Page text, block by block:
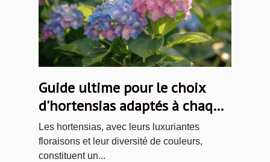
Guide ultime pour le choix
d'hortensias adaptés à chaque
jardin
Les hortensias, avec leurs luxuriantes
floraisons et leur diversité de couleurs,
constituent un...